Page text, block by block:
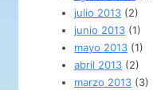
julio 2013 (2)
junio 2013 (1)
mayo 2013 (1)
abril 2013 (2)
marzo 2013 (3)